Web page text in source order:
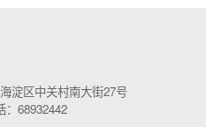
淀区中关村南大街27号
：68932442